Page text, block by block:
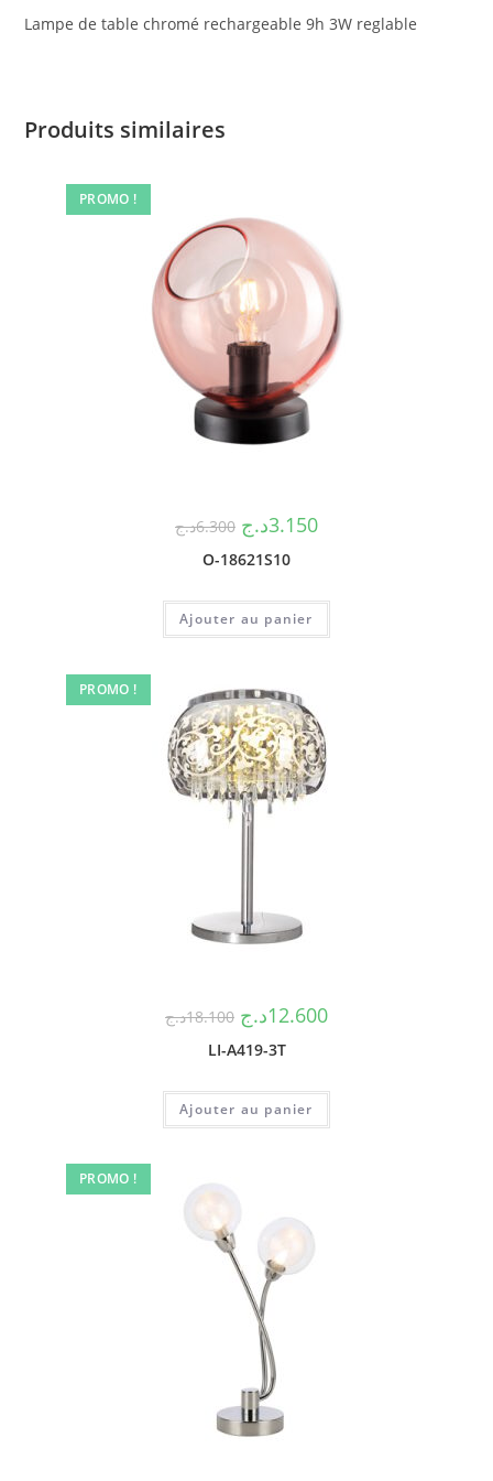
Lampe de table chromé rechargeable 9h 3W reglable
Produits similaires
PROMO !
6.300د.ج 3.150د.ج
O-18621S10
Ajouter au panier
PROMO !
18.100د.ج 12.600د.ج
LI-A419-3T
Ajouter au panier
PROMO !